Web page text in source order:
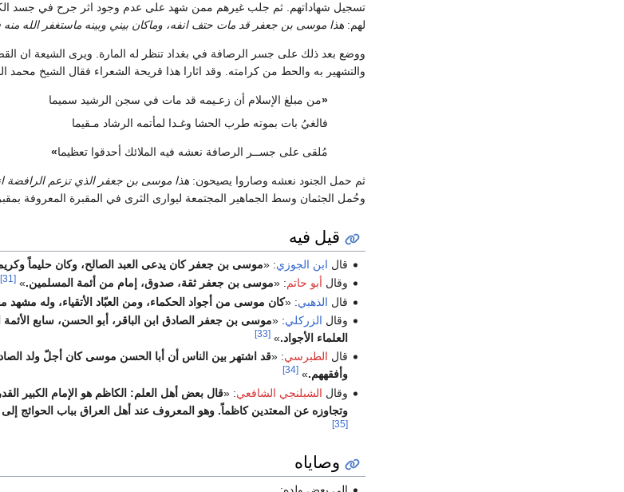
تسجيل شهاداتهم. ثم جلب غيرهم ممن شهد على عدم وجود اثر جرح في جسد
لهم: هذا موسى بن جعفر قد مات حتف انفه، وماكان بيني وبينه ماستغفر الله منه
ووضع بعد ذلك على جسر الرصافة في بغداد تنظر له المارة. ويرى الشيعة ان
والتشهير به والحط من كرامته. وقد اثارا هذا قريحة الشعراء فقال الشيخ محمد
«من مبلغ الإسلام أن زعـيمه قد مات في سجن الرشيد سميما
فالغيُ بات بموته طرب الحشا وغـدا لمأتمه الرشاد مـقيما
مُلقى على جســر الرصافة نعشه فيه الملائك أحدقوا تعظيما»
ثم حمل الجنود نعشه وصاروا يصيحون: هذا موسى بن جعفر الذي تزعم الرافضة
وحُمل الجثمان وسط الجماهير المجتمعة ليوارى الثرى في المقبرة المعروفة
قيل فيه
قال ابن الجوزي: «موسى بن جعفر كان يدعى العبد الصالح، وكان حليماً
وقال أبو حاتم: «موسى بن جعفر ثقة، صدوق، إمام من أئمة المسلمين.»
[31]
قال الذهبي: «كان موسى من أجواد الحكماء، ومن العبّاد الأتقياء، وله مشهد
وقال الزركلي: «موسى بن جعفر الصادق ابن الباقر، أبو الحسن، سابع
العلماء الأجواد.»
[33]
قال الطبرسي: «قد اشتهر بين الناس أن أبا الحسن موسى كان أجلّ ولد
وأفقههم.»
[34]
وقال الشبلنجي الشافعي: «قال بعض أهل العلم: الكاظم هو الإمام الكبير
وتجاوزه عن المعتدين كاظماً. وهو المعروف عند أهل العراق بباب الحوائج
[35]
وصاياه